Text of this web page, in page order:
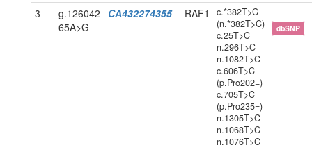
3
g.126042
65A>G
CA432274355 RAF1
c.*382T>C
(n.*382T>C)
c.25T>C
n.296T>C
n.1082T>C
c.606T>C
(p.Pro202=)
c.705T>C
(p.Pro235=)
n.1305T>C
n.1068T>C
n.1076T>C
dbSNP